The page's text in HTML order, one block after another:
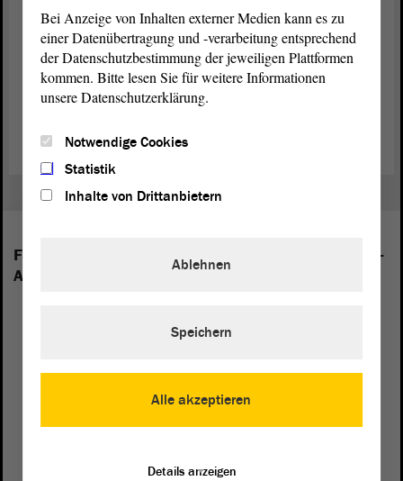
Zum Gesetzentwurf der Fraktionen von CDU, SPD und FDP
(PDF)
Zum Änderungsantrag der Fraktion BÜNDNIS 90/DIE
Folgende Fraktionen sind im Landtag von Sachsen-
Anhalt vertreten:
Bei Anzeige von Inhalten externer Medien kann es zu
einer Datenübertragung und -verarbeitung entsprechend
der Datenschutzbestimmung der jeweiligen Plattformen
kommen. Bitte lesen Sie für weitere Informationen
unsere Datenschutzerklärung.
Notwendige Cookies
Statistik
Inhalte von Drittanbietern
Alle akzeptieren
Ablehnen
Speichern
Details anzeigen